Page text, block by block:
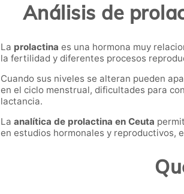
Análisis de
La prolactina es una hormona muy
la fertilidad y diferentes procesos
Cuando sus niveles se alteran pueden
en el ciclo menstrual, dificultades para
lactancia.
La analítica de prolactina en Ceuta
en estudios hormonales y reproductivos,